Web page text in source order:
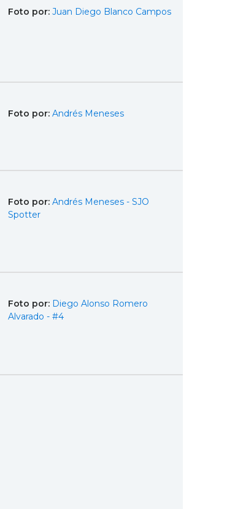
Foto por: Juan Diego Blanco Campos
Foto por: Andrés Meneses
Foto por: Andrés Meneses - SJO
Spotter
Foto por: Diego Alonso Romero
Alvarado - #4